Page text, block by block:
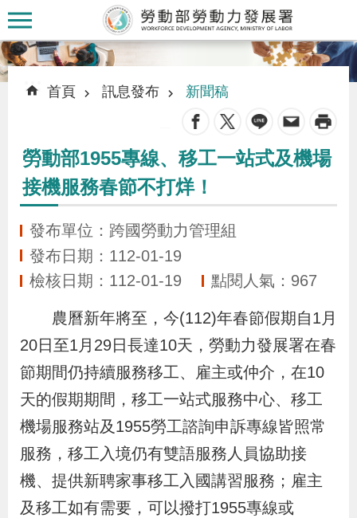
跳到主要內容區塊
認
識
署
訊
發
布
為
民
服
務
:::
::: 首頁 訊息發布 新聞稿
勞動部1955專線、移工一站式及機場
接機服務春節不打烊！
發布單位：跨國勞動力管理組
發布日期：112-01-19
檢核日期：112-01-19
點閱人氣：967
農曆新年將至，今(112)年春節假期自1月
20日至1月29日長達10天，勞動力發展署在春
節期間仍持續服務移工、雇主或仲介，在10
天的假期期間，移工一站式服務中心、移工
機場服務站及1955勞工諮詢申訴專線皆照常
服務，移工入境仍有雙語服務人員協助接
機、提供新聘家事移工入國講習服務；雇主
及移工如有需要，可以撥打1955專線或